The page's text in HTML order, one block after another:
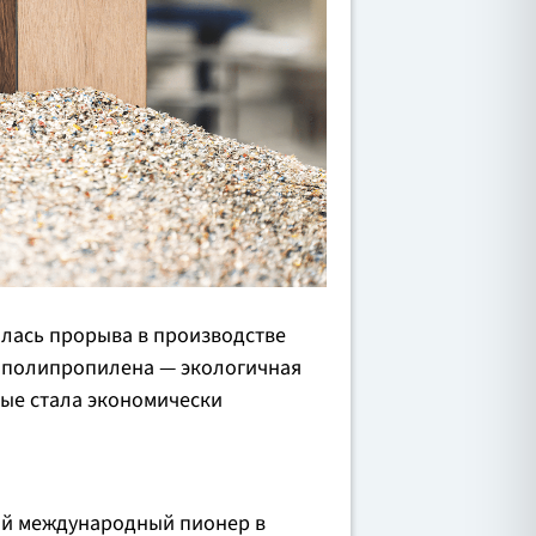
прорыва в производстве
— экологичная
стала экономически
международный пионер в